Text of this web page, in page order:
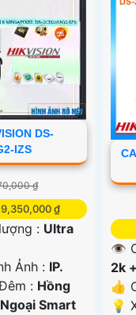
DS-
IZS
₫
₫
: Ultra
Ảnh : IP.
: Hồng
Smart
👁
2k
👍
💡